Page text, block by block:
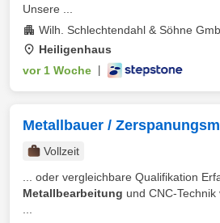
Unsere ...
Wilh. Schlechtendahl & Söhne
Heiligenhaus
vor 1 Woche
Metallbauer /
Vollzeit
... oder vergleichbare Qualifikation
Metallbearbeitung und CNC-